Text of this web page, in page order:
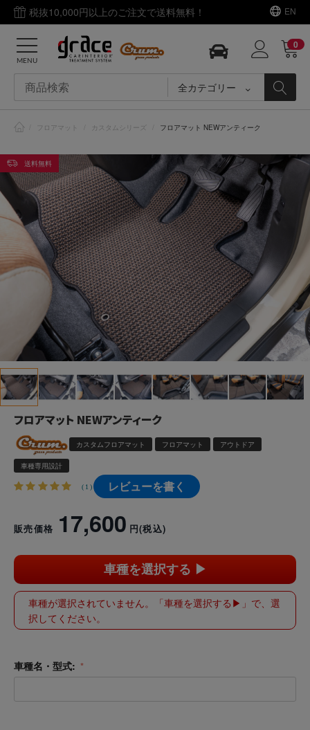
税抜10,000円以上のご注文で送料無料！ EN
全カテゴリー
0
MENU
フロアマット カスタムシリーズ フロアマット NEWアンティーク
送料無料
フロアマット NEWアンティーク
カスタムフロアマット フロアマット アウトドア
車種専用設計
(1) レビューを書く
販売価格 17,600 円(税込)
車種を選択する ▶︎
車種が選択されていません。「車種を選択する▶︎」で、選
択してください。
車種名・型式: